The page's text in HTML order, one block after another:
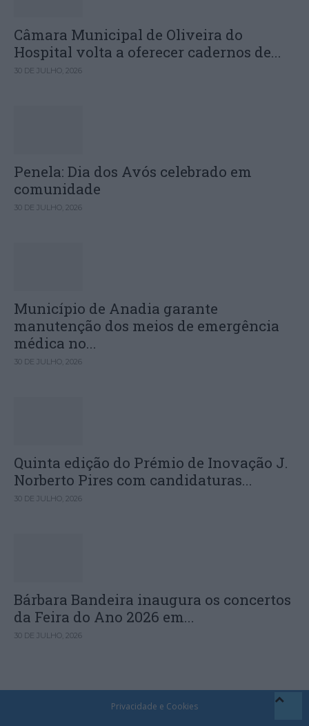
Câmara Municipal de Oliveira do
Hospital volta a oferecer cadernos de...
30 DE JULHO, 2026
Penela: Dia dos Avós celebrado em
comunidade
30 DE JULHO, 2026
Município de Anadia garante
manutenção dos meios de emergência
médica no...
30 DE JULHO, 2026
Quinta edição do Prémio de Inovação J.
Norberto Pires com candidaturas...
30 DE JULHO, 2026
Bárbara Bandeira inaugura os concertos
da Feira do Ano 2026 em...
30 DE JULHO, 2026
Privacidade e Cookies